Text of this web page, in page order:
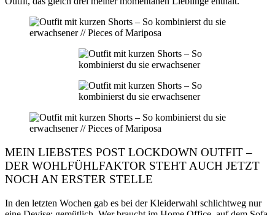
MEIN LIEBSTES POST LOCKDOWN OUTFIT –
DER WOHLFÜHLFAKTOR STEHT AUCH JETZT
NOCH AN ERSTER STELLE
In den letzten Wochen gab es bei der Kleiderwahl schlichtweg nur